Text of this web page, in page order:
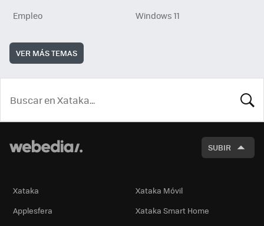
Empleo
Windows 11
VER MÁS TEMAS
SUBIR
Xataka
Xataka Móvil
Applesfera
Xataka Smart Home